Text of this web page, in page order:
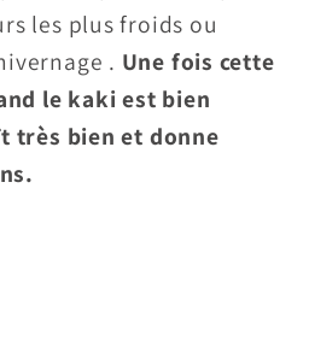
les plus froids ou
. Une fois cette
le kaki est bien
très bien et donne